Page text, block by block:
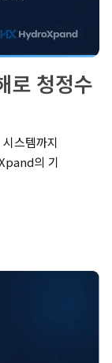
청정수
스템까지
의 기